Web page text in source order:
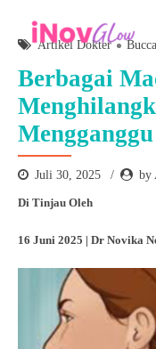
Artikel Dokter
Berbagai
Juli 30, 2025 by
Di Tinjau Oleh
16 Juni 2025 | Dr Novika